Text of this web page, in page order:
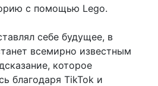
с помощью Lego.
себе будущее, в
всемирно известным
которое
благодаря TikTok и